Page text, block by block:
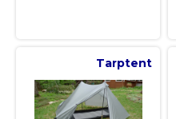
Tarptent